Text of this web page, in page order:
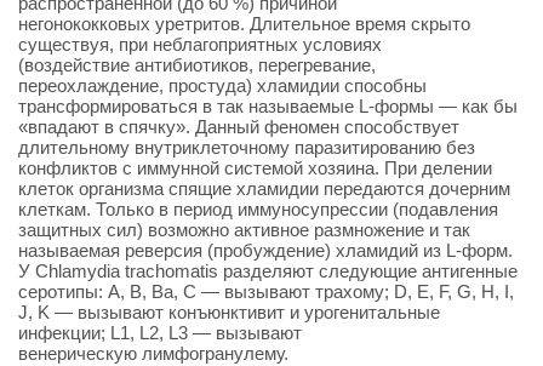
негонококковых уретритов. Длительное время скрыто
существуя, при неблагоприятных условиях
(воздействие антибиотиков, перегревание,
переохлаждение, простуда) хламидии способны
трансформироваться в так называемые L-формы — как бы
«впадают в спячку». Данный феномен способствует
длительному внутриклеточному паразитированию без
конфликтов с иммунной системой хозяина. При делении
клеток организма спящие хламидии передаются дочерним
клеткам. Только в период иммуносупрессии (подавления
защитных сил) возможно активное размножение и так
называемая реверсия (пробуждение) хламидий из L-форм.
У Chlamydia trachomatis разделяют следующие антигенные
серотипы: A, B, Ba, C — вызывают трахому; D, E, F, G, H, I,
J, K — вызывают конъюнктивит и урогенитальные
инфекции; L1, L2, L3 — вызывают
венерическую лимфогранулему.